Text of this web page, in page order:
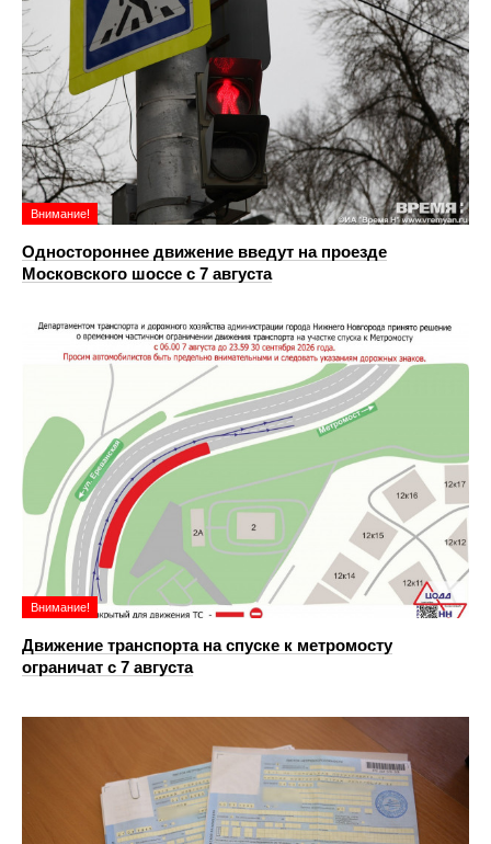
Внимание!
Одностороннее движение введут на проезде
Московского шоссе с 7 августа
Внимание!
Движение транспорта на спуске к метромосту
ограничат с 7 августа